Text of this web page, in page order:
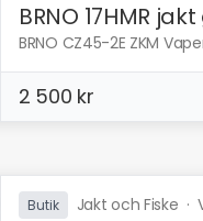
BRNO 17HMR
BRNO CZ45-2E ZKM
2 500 kr
Butik Jakt och Fiske ·